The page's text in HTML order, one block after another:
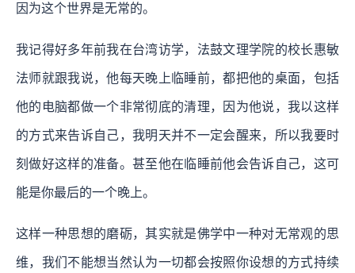
因为这个世界是无常的。
我记得好多年前我在台湾访学，法鼓文理学院的校长惠敏
法师就跟我说，他每天晚上临睡前，都把他的桌面，包括
他的电脑都做一个非常彻底的清理，因为他说，我以这样
的方式来告诉自己，我明天并不一定会醒来，所以我要时
刻做好这样的准备。甚至他在临睡前他会告诉自己，这可
能是你最后的一个晚上。
这样一种思想的磨砺，其实就是佛学中一种对无常观的思
维，我们不能想当然认为一切都会按照你设想的方式持续